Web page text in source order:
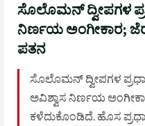
ಸೊಲೊಮನ್ ದ್ವೀಪಗಳ
ನಿರ್ಣಯ ಅಂಗೀಕಾರ;
ಪತನ
ಸೊಲೊಮನ್ ದ್ವೀಪಗಳ
ಅವಿಶ್ವಾಸ ನಿರ್ಣಯ
ಕಳೆದುಕೊಂಡಿದೆ. ಹೊಸ